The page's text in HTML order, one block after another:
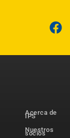
Acerca de
IPS
Nuestros
socios